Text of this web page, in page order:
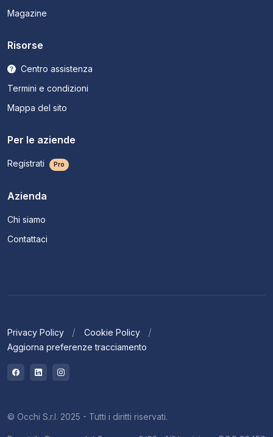
Magazine
Risorse
Centro assistenza
Termini e condizioni
Mappa del sito
Per le aziende
Registrati Pro
Azienda
Chi siamo
Contattaci
Privacy Policy
Cookie Policy
Aggiorna preferenze tracciamento
© Occhi S.r.l. 2025 - Tutti i diritti riservati.